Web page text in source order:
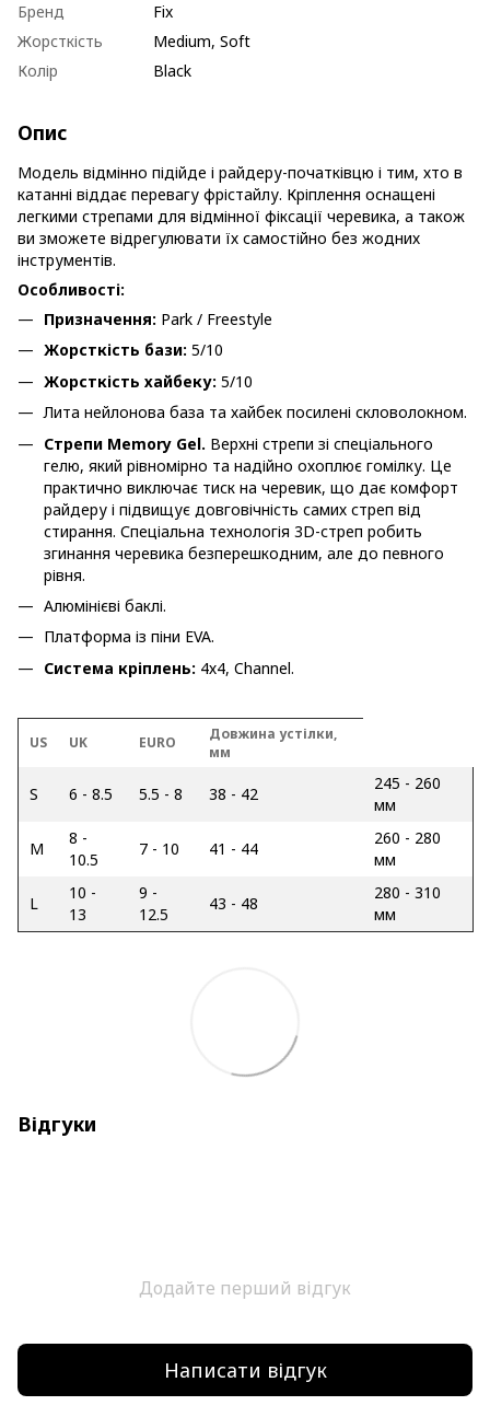
Бренд
Fix
Жорсткість
Medium, Soft
Колір
Black
Опис
Модель відмінно підійде і райдеру-початківцю і тим, хто в
катанні віддає перевагу фрістайлу. Кріплення оснащені
легкими стрепами для відмінної фіксації черевика, а також
ви зможете відрегулювати їх самостійно без жодних
інструментів.
Особливості:
Призначення: Park / Freestyle
Жорсткість бази: 5/10
Жорсткість хайбеку: 5/10
Лита нейлонова база та хайбек посилені скловолокном.
Стрепи Memory Gel. Верхні стрепи зі спеціального
гелю, який рівномірно та надійно охоплює гомілку. Це
практично виключає тиск на черевик, що дає комфорт
райдеру і підвищує довговічність самих стреп від
стирання. Спеціальна технологія 3D-стреп робить
згинання черевика безперешкодним, але до певного
рівня.
Алюмінієві баклі.
Платформа із піни EVA.
Система кріплень: 4х4, Channel.
US UK EURO
Довжина устілки,
мм
S 6 - 8.5 5.5 - 8 38 - 42
245 - 260
мм
M
8 -
10.5
7 - 10 41 - 44
260 - 280
мм
L
10 -
13
9 -
12.5
43 - 48
280 - 310
мм
Відгуки
Додайте перший відгук
Написати відгук